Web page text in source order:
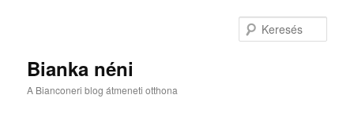
Bianka néni
A Bianconeri blog átmeneti otthona